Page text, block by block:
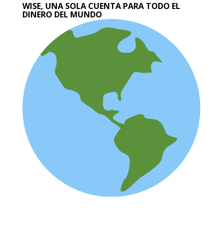
WISE, UNA SOLA CUENTA PARA TODO EL
DINERO DEL MUNDO